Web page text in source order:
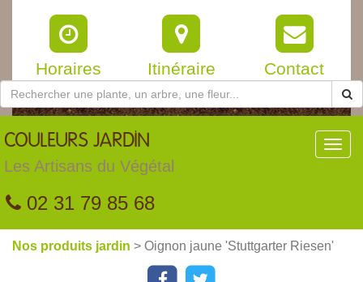
Horaires Itinéraire Contact
COULEURS JARDIN
Les Artisans du Végétal
02 31 79 85 68
Nos produits jardin > Oignon jaune 'Stuttgarter Riesen'